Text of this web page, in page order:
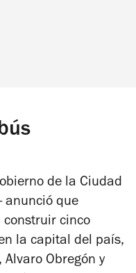
de la Ciudad
anunció que
cinco
la capital del país,
Obregón y